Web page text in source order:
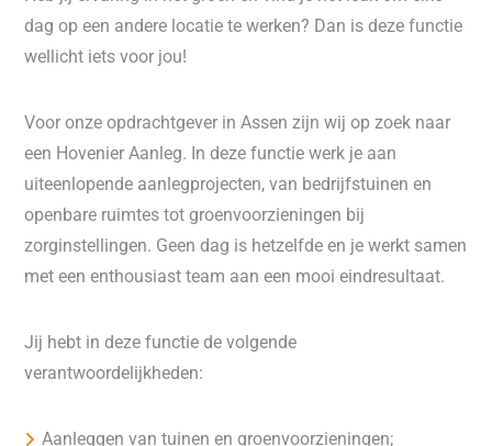
dag op een andere locatie te werken? Dan is deze functie
wellicht iets voor jou!
Voor onze opdrachtgever in Assen zijn wij op zoek naar
een Hovenier Aanleg. In deze functie werk je aan
uiteenlopende aanlegprojecten, van bedrijfstuinen en
openbare ruimtes tot groenvoorzieningen bij
zorginstellingen. Geen dag is hetzelfde en je werkt samen
met een enthousiast team aan een mooi eindresultaat.
Jij hebt in deze functie de volgende
verantwoordelijkheden:
Aanleggen van tuinen en groenvoorzieningen;